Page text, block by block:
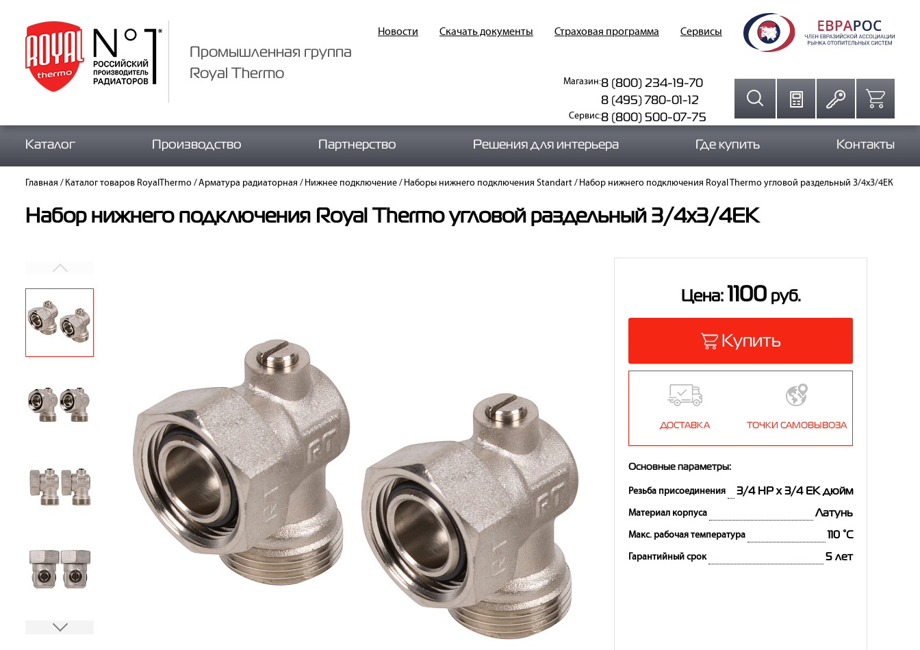
Промышленная группа
Royal Thermo
Новости Скачать документы Страховая программа Сервисы
Магазин:8 (800) 234-19-70
8 (495) 780-01-12
Сервис:8 (800) 500-07-75
Каталог Производство Партнерство Решения для интерьера Где купить Контакты
Главная / Каталог товаров RoyalThermo /Арматура радиаторная / Нижнее подключение / Наборы нижнего подключения Standart / Набор нижнего подключения Royal Thermo угловой раздельный 3/4х3/4ЕК
Набор нижнего подключения Royal Thermo угловой раздельный 3/4х3/4ЕК
Цена:1100руб.
Купить
ДОСТАВКА ТОЧКИ САМОВЫВОЗА
Основные параметры:
Резьба присоединения 3/4 НР x 3/4 ЕК дюйм
Материал корпуса Латунь
Макс. рабочая температура 110 °С
Гарантийный срок 5 лет